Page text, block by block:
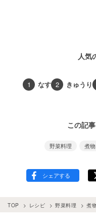
人気
1 なす 2 きゅうり
この記
野菜料理 煮物
TOP レシピ 野菜料理 煮